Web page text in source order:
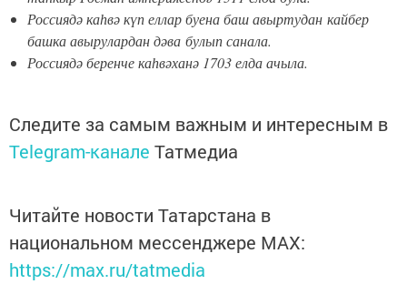
Россиядә каһвә күп еллар буена баш авыртудан кайбер
башка авырулардан дәва булып санала.
Россиядә беренче каһвәханә 1703 елда ачыла.
Следите за самым важным и интересным в
Telegram-канале Татмедиа
Читайте новости Татарстана в
национальном мессенджере MАХ:
https://max.ru/tatmedia